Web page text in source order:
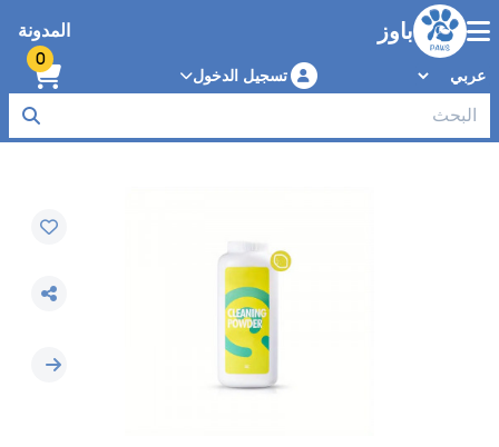
باوز المدونة
تسجيل الدخول
0